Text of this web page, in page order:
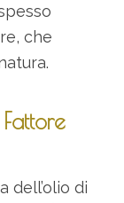
che
dell’olio di